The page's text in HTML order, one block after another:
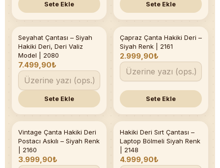
Sete Ekle Sete Ekle
Son 4 adet
Seyahat Çantası – Siyah
Hakiki Deri, Deri Valiz
Model | 2080
7.499,90₺
Sete Ekle
Çapraz Çanta Hakiki Deri –
Siyah Renk | 2161
2.999,90₺
Sete Ekle
Vintage Çanta Hakiki Deri
Postacı Askılı – Siyah Renk
| 2160
3.999,90₺
Hakiki Deri Sırt Çantası –
Laptop Bölmeli Siyah Renk
| 2148
4.999,90₺